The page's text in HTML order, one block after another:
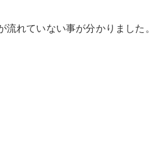
れていない事が分かりました。